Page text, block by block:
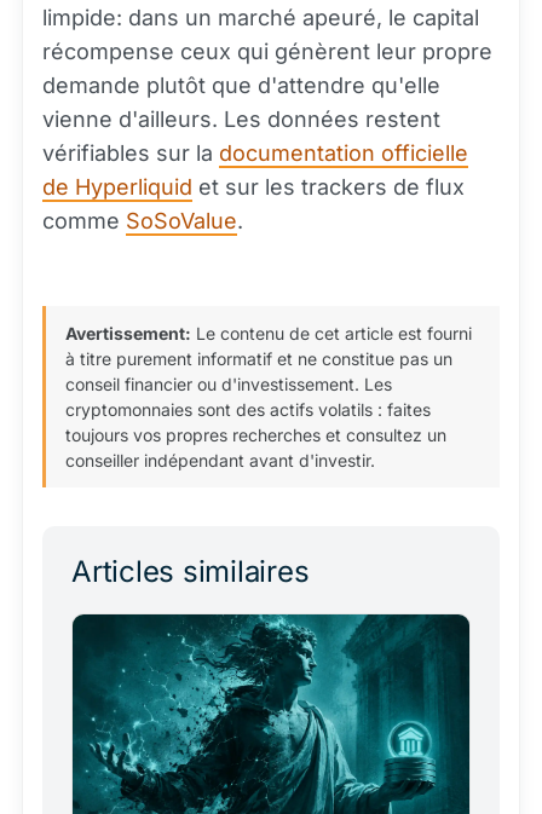
limpide: dans un marché apeuré, le capital
récompense ceux qui génèrent leur propre
demande plutôt que d'attendre qu'elle
vienne d'ailleurs. Les données restent
vérifiables sur la documentation officielle
de Hyperliquid et sur les trackers de flux
comme SoSoValue.
Avertissement: Le contenu de cet article est fourni
à titre purement informatif et ne constitue pas un
conseil financier ou d'investissement. Les
cryptomonnaies sont des actifs volatils : faites
toujours vos propres recherches et consultez un
conseiller indépendant avant d'investir.
Articles similaires